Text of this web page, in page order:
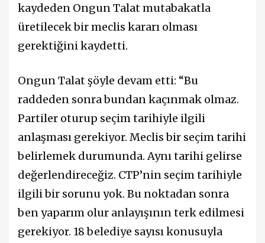
kaydeden Ongun Talat mutabakatla
üretilecek bir meclis kararı olması
gerektiğini kaydetti.
Ongun Talat şöyle devam etti: “Bu
raddeden sonra bundan kaçınmak olmaz.
Partiler oturup seçim tarihiyle ilgili
anlaşması gerekiyor. Meclis bir seçim tarihi
belirlemek durumunda. Aynı tarihi gelirse
değerlendireceğiz. CTP’nin seçim tarihiyle
ilgili bir sorunu yok. Bu noktadan sonra
ben yaparım olur anlayışının terk edilmesi
gerekiyor. 18 belediye sayısı konusuyla